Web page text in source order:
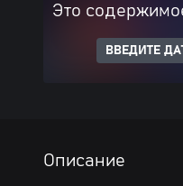
Это
ВВЕДИТЕ
Описание